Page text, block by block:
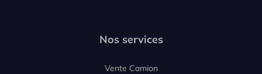
Nos services
Vente Camion